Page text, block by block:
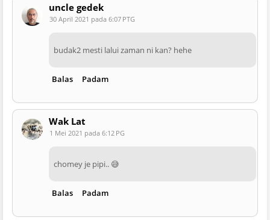
uncle gedek
30 April 2021 pada 6:07 PTG
budak2 mesti lalui zaman ni kan? hehe
Balas Padam
Wak Lat
1 Mei 2021 pada 6:12 PG
chomey je pipi.. 😅
Balas Padam